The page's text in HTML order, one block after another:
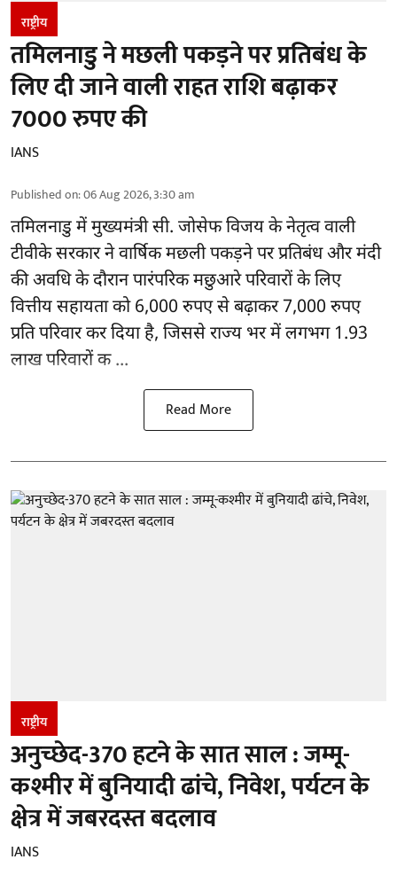
राष्ट्रीय
तमिलनाडु ने मछली पकड़ने पर प्रतिबंध के
लिए दी जाने वाली राहत राशि बढ़ाकर
7000 रुपए की
IANS
Published on:06 Aug 2026, 3:30 am
तमिलनाडुमें मुख्यमंत्री सी. जोसेफ विजय के नेतृत्व वाली
टीवीके सरकार ने वार्षिक मछली पकड़ने पर प्रतिबंध और मंदी
की अवधि के दौरान पारंपरिक मछुआरे परिवारों के लिए
वित्तीय सहायता को 6,000 रुपए से बढ़ाकर 7,000 रुपए
प्रति परिवार कर दिया है, जिससे राज्य भर में लगभग 1.93
लाख परिवारों क ...
Read More
राष्ट्रीय
अनुच्छेद-370 हटने के सात साल : जम्मू-
कश्मीर में बुनियादी ढांचे, निवेश, पर्यटन के
क्षेत्र में जबरदस्त बदलाव
IANS